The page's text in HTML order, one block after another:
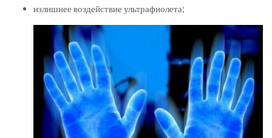
излишнее воздействие ультрафиолета;